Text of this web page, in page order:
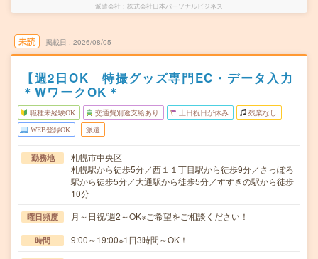
派遣会社 株式会社日本パーソナルビジネス
未読 掲載日 2026/08/05
【週2日OK 特撮グッズ専門EC・データ入力
＊WワークOK＊
職種未経験OK 交通費別途支給あり 土日祝日が休み 残業なし
WEB登録OK 派遣
勤務地
札幌市中央区
札幌駅から徒歩5分／西１１丁目駅から徒歩9分／さっぽろ
駅から徒歩5分／大通駅から徒歩5分／すすきの駅から徒歩
10分
曜日頻度 月～日祝/週2～OK※ご希望をご相談ください！
時間 9:00～19:00※1日3時間～OK！